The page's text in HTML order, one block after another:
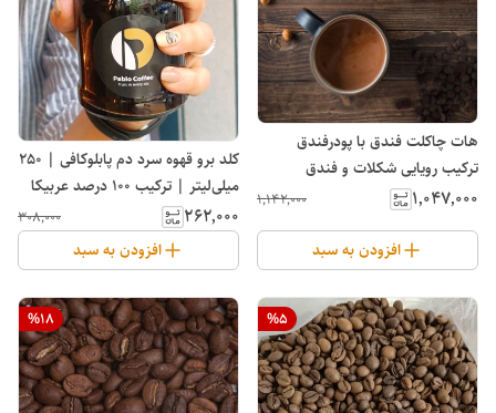
هات چاکلت فندق با پودرفندق
ترکیب رویایی شکلات و فندق
۱٬۰۴۷٬۰۰۰ ۱٬۱۴۲٬۰۰۰
افزودن به سبد
کلد برو قهوه سرد دم پابلوکافی | 250
میلی‌لیتر | ترکیب 100 درصد عربیکا
۲۶۲٬۰۰۰ ۳۰۸٬۰۰۰
افزودن به سبد
%5
%18